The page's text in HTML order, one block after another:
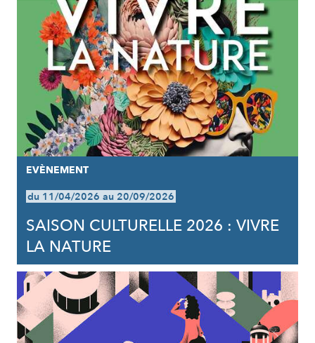
EVÈNEMENT
du 11/04/2026 au 20/09/2026
SAISON CULTURELLE 2026 : VIVRE
LA NATURE